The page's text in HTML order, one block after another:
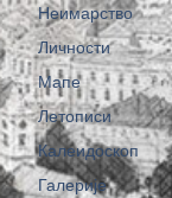
Неимарство
Личности
Мапе
Летописи
Калеидоскоп
Галерије